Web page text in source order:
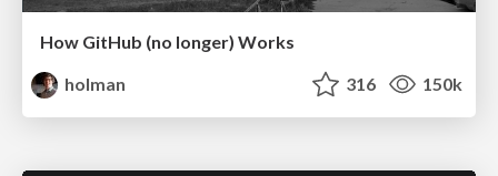
How GitHub (no longer) Works
holman
316 150k